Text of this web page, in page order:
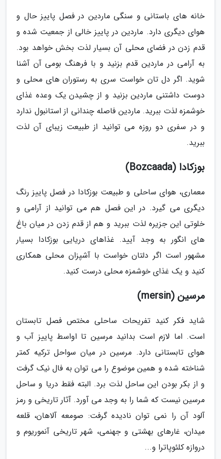
خانه های باستانی و سنگی ماردین در فصل پاییز حال و
هوای دیگری دارد. ماردین در پاییز خالی از جمعیت شده و
قدم زدن در فضای محلی آن بسیار لذت بخش خواهد بود.
به آرامی در ماردین قدم بزنید و با فرهنگ بومی آن آشنا
شوید. اگر دل تان خواست سری به رستوران های محلی و
دوست داشتنی ماردین بزنید و از چشیدن یک وعده غذای
خوشمزه لذت ببرید. ماردین فاصله چندانی از استانبول ندارد
و در سفری دو روزه می توانید از طبیعت زیبای آن لذت
ببرید.
بوزکادا (Bozcaada)
معماری، هوای ساحلی و طبیعت بوزکادا در فصل پاییز رنگ
دیگری می گیرد. در این فصل هم می توانید از آرامی و
خلوتی این جزیره لذت ببرید و هم از قدم زدن در میان باغ
های انگور به وجد آیید. غذاهای دریایی بوزکادا بسیار
مشهور است اگر دلتان خواست با آشپزان محلی همکاری
کنید و یک غذای خوشمزه محلی درست کنید.
مرسین (mersin)
شاید فکر کنید تفریحات ساحلی مختص فصل تابستان
است. اما لازم است بدانید مرسین تا اواسط پاییز آب و
هوای تابستانی دارد. مرسین در میان سواحل ترکیه کمتر
شناخته شده و همین موضوع را می توان به فال نیک گرفت
و از بکر بودن این ساحل لذت برد. البته فقط دریا و ساحل
مرسین نیست که شما را به وجد می آورد. آثار تاریخی و رمز
آلود آن را نمی توان نادیده گرفت: صومعه آلاهان، قلعه
میدان، غارهای بهشتی و جهنمی، شهر تاریخی آنموریوم و
دروازه کلئوپاترا و...